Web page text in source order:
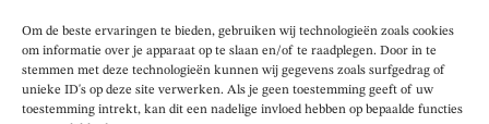
Om de beste ervaringen te bieden, gebruiken wij technologieën zoals cookies
om informatie over je apparaat op te slaan en/of te raadplegen. Door in te
stemmen met deze technologieën kunnen wij gegevens zoals surfgedrag of
unieke ID's op deze site verwerken. Als je geen toestemming geeft of uw
toestemming intrekt, kan dit een nadelige invloed hebben op bepaalde functies
Veerlaan 11
3072 AN Rotterdam / Katendrecht
010-215.2276
Di t/m vr tussen 13:00 – 16:00